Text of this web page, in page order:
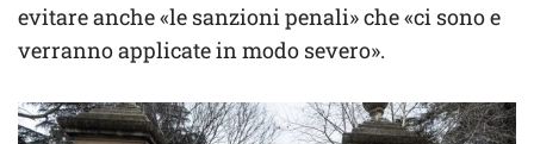
evitare anche «le sanzioni penali» che «ci sono e
verranno applicate in modo severo».